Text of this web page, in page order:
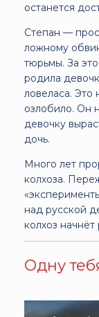
останется
Степан —
ложному
тюрьмы. За
родила
ловеласа. Это
озлобило. Он
девочку
дочь.
Много лет
колхоза.
над русской
колхоз начнёт
Одну